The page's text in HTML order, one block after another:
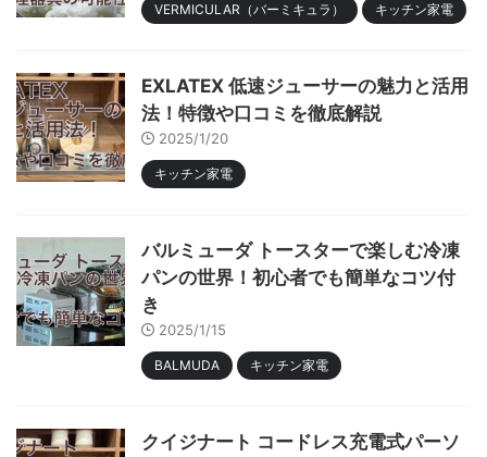
VERMICULAR（バーミキュラ） キッチン家電
EXLATEX 低速ジューサーの魅力と活用
法！特徴や口コミを徹底解説
2025/1/20
キッチン家電
バルミューダ トースターで楽しむ冷凍
パンの世界！初心者でも簡単なコツ付
き
2025/1/15
BALMUDA キッチン家電
クイジナート コードレス充電式パーソ